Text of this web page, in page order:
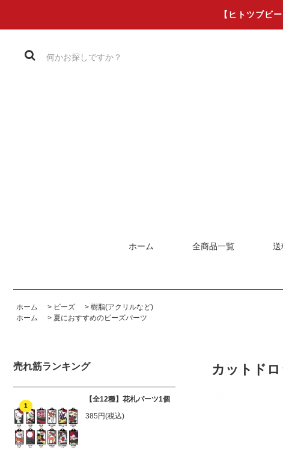
【ヒトツブビ
ホーム 全商品一覧 送
ホーム > ビーズ > 樹脂(アクリルなど)
ホーム
> 夏におすすめのビーズパーツ
売れ筋ランキング
1
【全12種】花札パーツ1個
385円(税込)
カットド